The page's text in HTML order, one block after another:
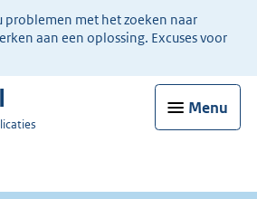
problemen met het zoeken naar
aan een oplossing. Excuses voor
Menu